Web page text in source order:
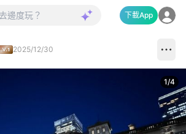
下載App
2025/12/30
1/4